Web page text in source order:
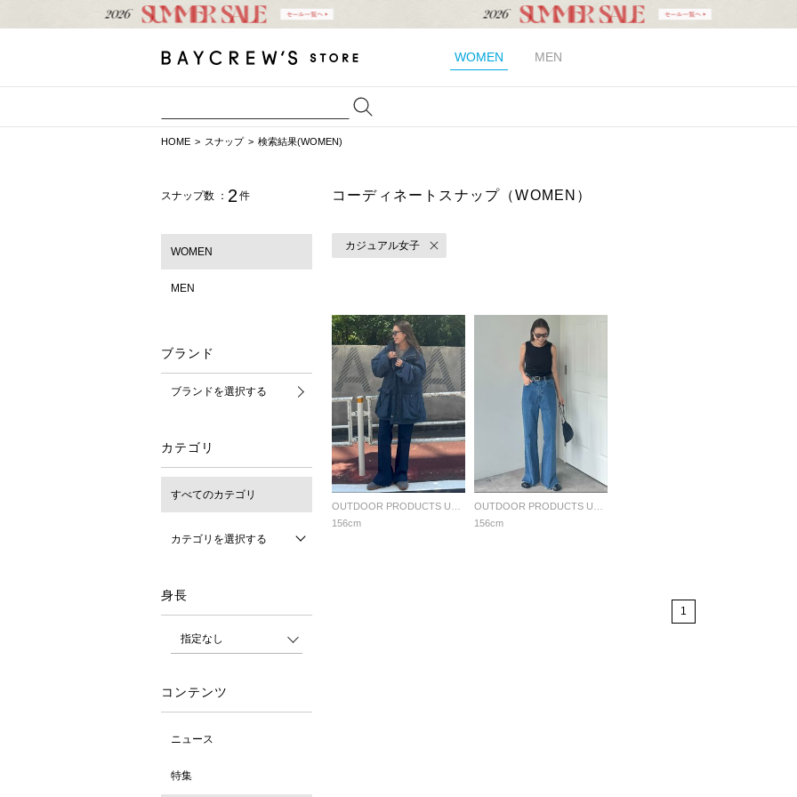
WOMEN MEN
HOME スナップ 検索結果(WOMEN)
スナップ数 ： 2 件
WOMEN
MEN
ブランド
ブランドを選択する
カテゴリ
すべてのカテゴリ
カテゴリを選択する
身長
コンテンツ
ニュース
特集
コーディネートスナップ（WOMEN）
カジュアル女子
156cm
156cm
1